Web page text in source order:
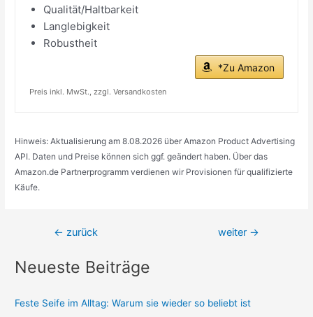
Qualität/Haltbarkeit
Langlebigkeit
Robustheit
*Zu Amazon
Preis inkl. MwSt., zzgl. Versandkosten
Hinweis: Aktualisierung am 8.08.2026 über Amazon Product Advertising
API. Daten und Preise können sich ggf. geändert haben. Über das
Amazon.de Partnerprogramm verdienen wir Provisionen für qualifizierte
Käufe.
Beitragsnavigation
← zurück weiter →
Neueste Beiträge
Feste Seife im Alltag: Warum sie wieder so beliebt ist